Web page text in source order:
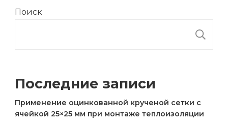
Поиск
Последние записи
Применение оцинкованной крученой сетки с
ячейкой 25×25 мм при монтаже теплоизоляции